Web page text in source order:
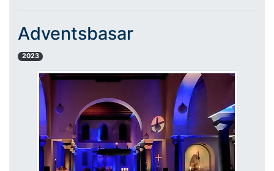
Adventsbasar
2023